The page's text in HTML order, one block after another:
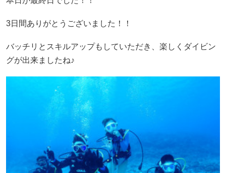
3日間ありがとうございました！！
バッチリとスキルアップもしていただき、楽しくダイビン
グが出来ましたね♪